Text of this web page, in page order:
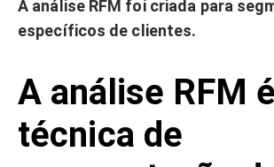
A análise RFM foi criada para
específicos de clientes.
A análise RFM
técnica de